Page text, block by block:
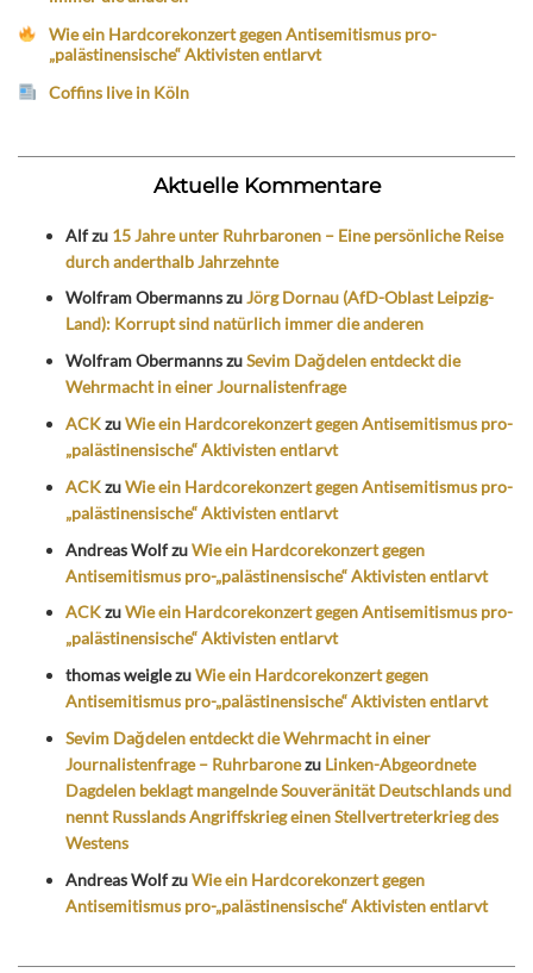
Wie ein Hardcorekonzert gegen Antisemitismus pro-
„palästinensische“ Aktivisten entlarvt
Coffins live in Köln
Aktuelle Kommentare
Alfzu 15 Jahre unter Ruhrbaronen – Eine persönliche Reise
durch anderthalb Jahrzehnte
Wolfram ObermannszuJörg Dornau (AfD-Oblast Leipzig-
Land): Korrupt sind natürlich immer die anderen
Wolfram ObermannszuSevim Dağdelen entdeckt die
Wehrmacht in einer Journalistenfrage
ACKzuWie ein Hardcorekonzert gegen Antisemitismus pro-
„palästinensische“ Aktivisten entlarvt
ACKzuWie ein Hardcorekonzert gegen Antisemitismus pro-
„palästinensische“ Aktivisten entlarvt
Andreas WolfzuWie ein Hardcorekonzert gegen
Antisemitismus pro-„palästinensische“ Aktivisten entlarvt
ACKzuWie ein Hardcorekonzert gegen Antisemitismus pro-
„palästinensische“ Aktivisten entlarvt
thomas weiglezuWie ein Hardcorekonzert gegen
Antisemitismus pro-„palästinensische“ Aktivisten entlarvt
Sevim Dağdelen entdeckt die Wehrmacht in einer
Journalistenfrage – Ruhrbaronezu Linken-Abgeordnete
Dagdelen beklagt mangelnde Souveränität Deutschlands und
nennt Russlands Angriffskrieg einen Stellvertreterkrieg des
Westens
Andreas WolfzuWie ein Hardcorekonzert gegen
Antisemitismus pro-„palästinensische“ Aktivisten entlarvt